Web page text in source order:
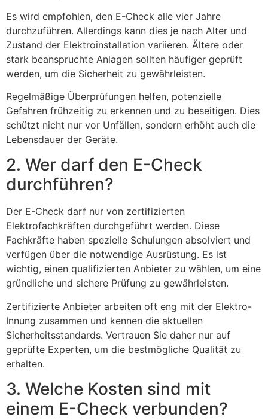
Es wird empfohlen, den E-Check alle vier Jahre
durchzuführen. Allerdings kann dies je nach Alter und
Zustand der Elektroinstallation variieren. Ältere oder
stark beanspruchte Anlagen sollten häufiger geprüft
werden, um die Sicherheit zu gewährleisten.
Regelmäßige Überprüfungen helfen, potenzielle
Gefahren frühzeitig zu erkennen und zu beseitigen. Dies
schützt nicht nur vor Unfällen, sondern erhöht auch die
Lebensdauer der Geräte.
2. Wer darf den E-Check
durchführen?
Der E-Check darf nur von zertifizierten
Elektrofachkräften durchgeführt werden. Diese
Fachkräfte haben spezielle Schulungen absolviert und
verfügen über die notwendige Ausrüstung. Es ist
wichtig, einen qualifizierten Anbieter zu wählen, um eine
gründliche und sichere Prüfung zu gewährleisten.
Zertifizierte Anbieter arbeiten oft eng mit der Elektro-
Innung zusammen und kennen die aktuellen
Sicherheitsstandards. Vertrauen Sie daher nur auf
geprüfte Experten, um die bestmögliche Qualität zu
erhalten.
3. Welche Kosten sind mit
einem E-Check verbunden?